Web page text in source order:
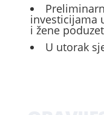
investicijama
i žene
U utorak